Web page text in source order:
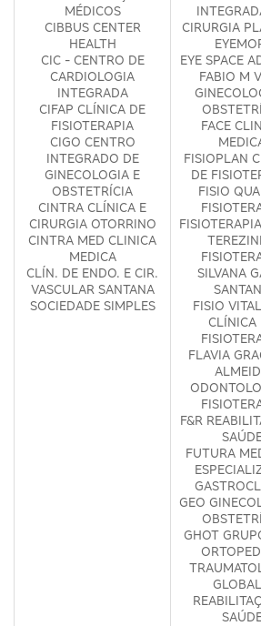
MÉDICOS
CIBBUS CENTER
HEALTH
CIC - CENTRO DE
CARDIOLOGIA
INTEGRADA
CIFAP CLÍNICA DE
FISIOTERAPIA
CIGO CENTRO
INTEGRADO DE
GINECOLOGIA E
OBSTETRÍCIA
CINTRA CLÍNICA E
CIRURGIA OTORRINO
CINTRA MED CLINICA
MEDICA
CLÍN. DE ENDO. E CIR.
VASCULAR SANTANA
SOCIEDADE SIMPLES
CIRURGIA
EYE SPACE
FABIO M
FACE
FISIOPLAN
DE
FISIO
SILVANA
FISIO
CLÍNICA
FLAVIA
F&R
FUTURA
GEO
GHOT